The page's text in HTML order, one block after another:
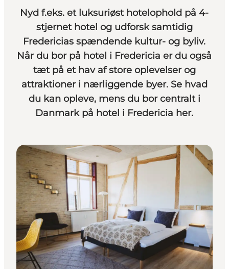
Nyd f.eks. et luksuriøst hotelophold på 4-
stjernet hotel og udforsk samtidig
Fredericias spændende kultur- og byliv.
Når du bor på hotel i Fredericia er du også
tæt på et hav af store oplevelser og
attraktioner i nærliggende byer. Se hvad
du kan opleve, mens du bor centralt i
Danmark på hotel i Fredericia her.